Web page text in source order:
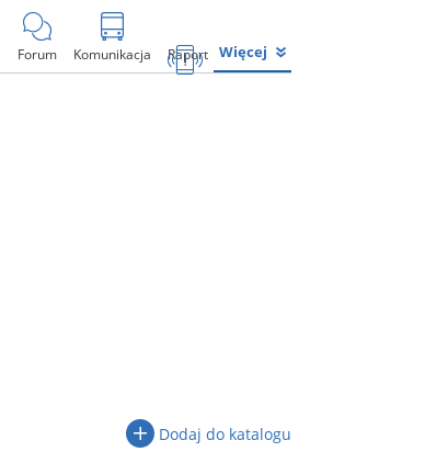
Forum Komunikacja Raport Więcej
Dodaj do katalogu